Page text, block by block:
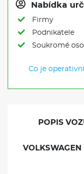
Nabídka
Firmy
Podnikatele
Soukromé
Co je
POPIS
VOLKSWAGEN